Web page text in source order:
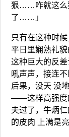
狠……咋就这么
了……」
只有在这种时
平日里娴熟礼貌
这种巨大的反
吼声声，接连
后果，没天 没
——这样高强度
夫过了，牛炳
的皮肉 上满是